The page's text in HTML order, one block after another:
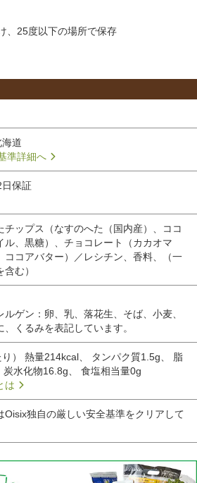
、25度以下の場所で保存